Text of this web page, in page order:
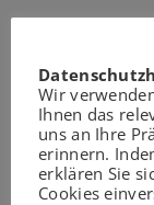
Wir
Ihnen das
uns an Ihre
erinnern.
erklären Sie
Cookies